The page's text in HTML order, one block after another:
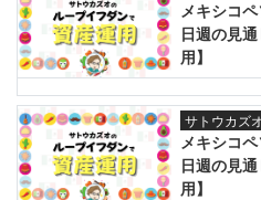
メキシコ
日週の見
用】
サトウカズ
メキシコ
日週の見
用】